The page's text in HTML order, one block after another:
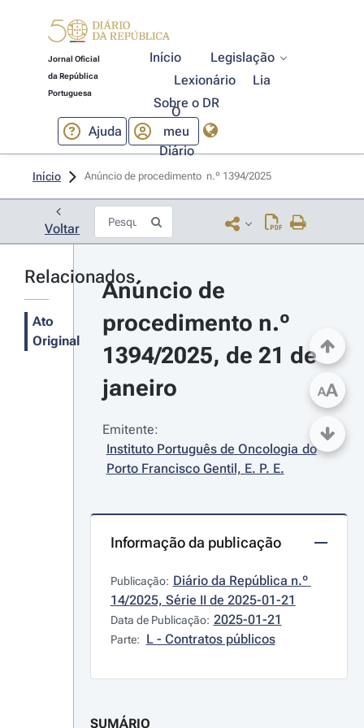
Jornal Oficial
da República
Portuguesa
Início
Legislação
Lexionário
Lia
Sobre o DR
Ajuda
O
meu
Diário
Início Anúncio de procedimento  n.º 1394/2025
Voltar
Relacionados
Ato
Original
Anúncio de
procedimento n.º
1394/2025, de 21 de
janeiro
Emitente:
Instituto Português de Oncologia do
Porto Francisco Gentil, E. P. E.
Informação da publicação
Publicação: Diário da República n.º
14/2025, Série II de 2025-01-21
Data de Publicação: 2025-01-21
Parte: L - Contratos públicos
SUMÁRIO
AA